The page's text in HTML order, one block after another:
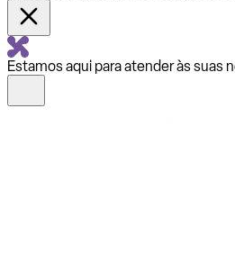
Estamos aqui para atender às suas